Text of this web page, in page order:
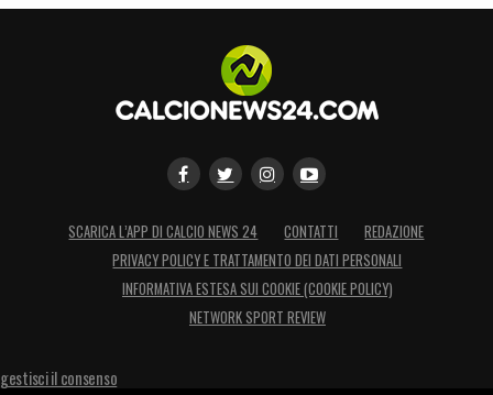
SCARICA L’APP DI CALCIO NEWS 24 CONTATTI
REDAZIONE
PRIVACY POLICY E TRATTAMENTO DEI DATI PERSONALI
INFORMATIVA ESTESA SUI COOKIE (COOKIE POLICY)
NETWORK SPORT REVIEW
gestisci il consenso